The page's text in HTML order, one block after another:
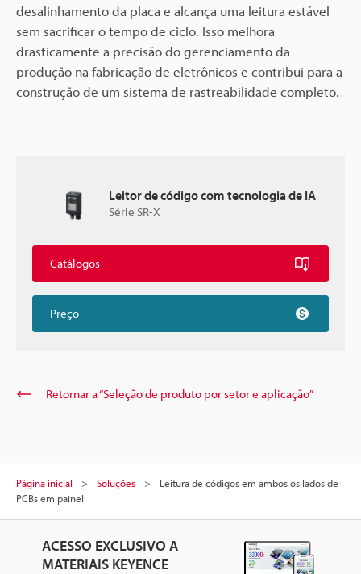
desalinhamento da placa e alcança uma leitura estável
sem sacrificar o tempo de ciclo. Isso melhora
drasticamente a precisão do gerenciamento da
produção na fabricação de eletrônicos e contribui para a
construção de um sistema de rastreabilidade completo.
Leitor de código com tecnologia de IA
Série SR-X
Catálogos
Preço
Retornar a “Seleção de produto por setor e aplicação”
Página inicial Soluções
Leitura de códigos em ambos os lados de
PCBs em painel
ACESSO EXCLUSIVO A
MATERIAIS KEYENCE